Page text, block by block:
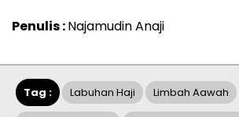
Penulis :Najamudin Anaji
Tag : Labuhan Haji Limbah Aawah